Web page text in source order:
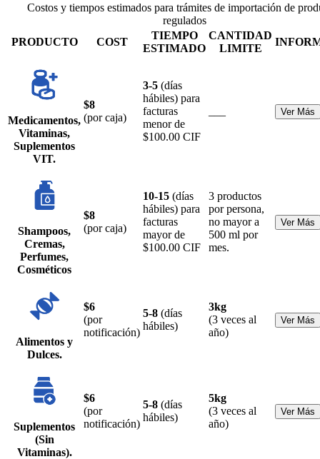
Costos y tiempos estimados para trámites de importación de
regulados
PRODUCTO
COST
TIEMPO
ESTIMADO
CANTIDAD
LIMITE
Medicamentos,
Vitaminas,
Suplementos
VIT.
$8
(por caja)
3-5 (días
hábiles) para
facturas
menor de
$100.00 CIF
Ver Más
Shampoos,
Cremas,
Perfumes,
Cosméticos
$8
(por caja)
10-15 (días
hábiles) para
facturas
mayor de
$100.00 CIF
3 productos
por persona,
no mayor a
500 ml por
mes.
Ver Más
Alimentos y
Dulces.
$6
(por
notificación)
5-8 (días
hábiles)
3kg
(3 veces al
año)
Ver Más
Suplementos
(Sin
Vitaminas).
$6
(por
notificación)
5-8 (días
hábiles)
5kg
(3 veces al
año)
Ver Más